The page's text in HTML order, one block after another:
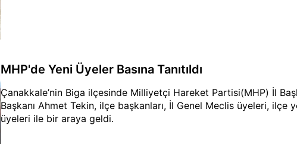
MHP'de Yeni Üyeler Basına Tanıtıldı
Çanakkale’nin Biga ilçesinde Milliyetçi Hareket Partisi(MHP) İl
Başkanı Ahmet Tekin, ilçe başkanları, İl Genel Meclis üyeleri,
üyeleri ile bir araya geldi.